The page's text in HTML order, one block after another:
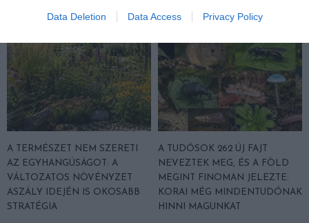
Data Deletion Data Access Privacy Policy
A TERMÉSZET NEM SZERETI
AZ EGYHANGÚSÁGOT: A
VÁLTOZATOS NÖVÉNYZET
ASZÁLY IDEJÉN IS OKOSABB
STRATÉGIA
A TUDÓSOK 262 ÚJ FAJT
NEVEZTEK MEG, ÉS A FÖLD
MEGINT FINOMAN JELEZTE:
KORAI MÉG MINDENTUDÓNAK
HINNI MAGUNKAT